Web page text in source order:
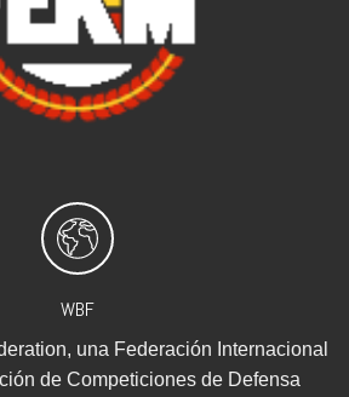
WBF
una Federación Internacional
de Competiciones de Defensa